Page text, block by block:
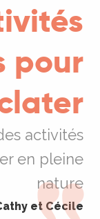
pour
activités
en pleine
nature
et Cécile